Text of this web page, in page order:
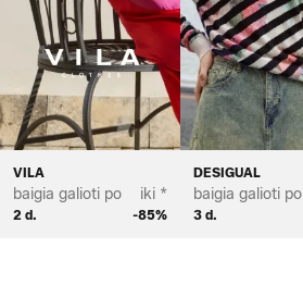
VILA
baigia galioti po
2 d.
iki *
-85%
DESIGUAL
baigia galioti po
3 d.